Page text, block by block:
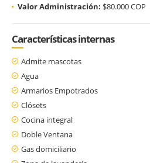
Valor Administración: $80.000 COP
Características internas
Admite mascotas
Agua
Armarios Empotrados
Clósets
Cocina integral
Doble Ventana
Gas domiciliario